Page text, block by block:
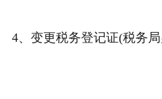
4、变更税务登记证(税务局